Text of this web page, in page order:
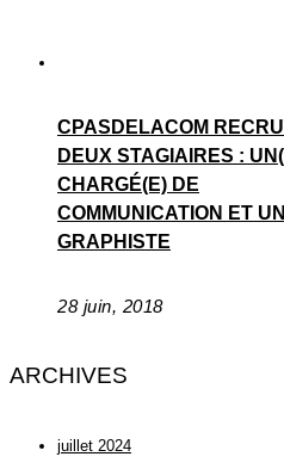
CPASDELACOM
DEUX STAGIAIRES :
CHARGÉ(E) DE
COMMUNICATION ET
GRAPHISTE
28 juin, 2018
ARCHIVES
juillet 2024